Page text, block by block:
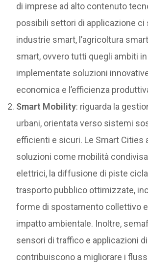
di imprese ad alto contenuto
possibili settori di applicazione ci
industrie smart, l’agricoltura
smart, ovvero tutti quegli ambiti
implementate soluzioni
economica e l’efficienza
Smart Mobility: riguarda la
urbani, orientata verso sistemi
efficienti e sicuri. Le Smart Cities
soluzioni come mobilità
elettrici, la diffusione di piste
trasporto pubblico ottimizzate,
forme di spostamento collettivo
impatto ambientale. Inoltre,
sensori di traffico e applicazioni
contribuiscono a migliorare i